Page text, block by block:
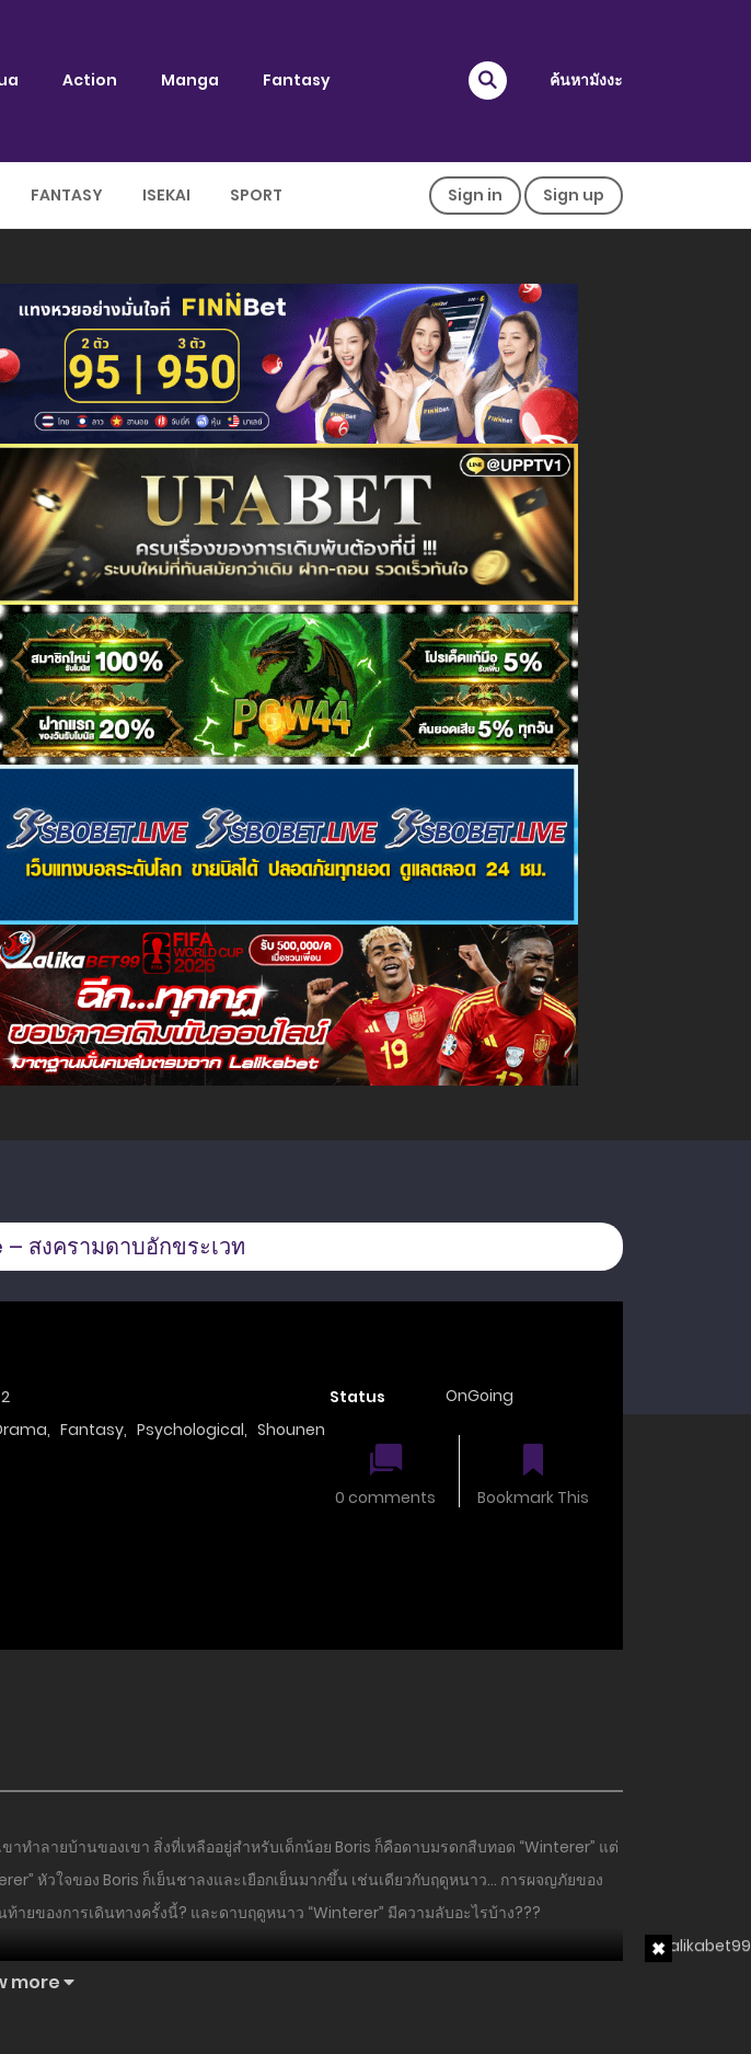
Action Manga Fantasy ค้นหามังงะ
FANTASY ISEKAI SPORT Sign in Sign up
สงครามดาบอักขระเวท
2
, Fantasy, Psychological, Shounen
Status OnGoing
0 comments
Bookmark This
ทำลายบ้านของเขา สิ่งที่เหลืออยู่สำหรับเด็กน้อย Boris ก็คือดาบมรดกสืบทอด “Winterer” แต่
หัวใจของ Boris ก็เย็นชาลงและเยือกเย็นมากขึ้น เช่นเดียวกับฤดูหนาว… การผจญภัยของ
ายของการเดินทางครั้งนี้? และดาบฤดูหนาว “Winterer” มีความลับอะไรบ้าง???
more